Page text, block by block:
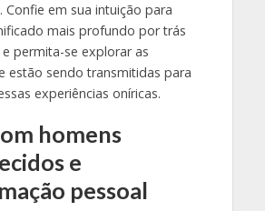
Confie em sua intuição para
mais profundo por trás
permita-se explorar as
estão sendo transmitidas para
experiências oníricas.
homens
e
pessoal